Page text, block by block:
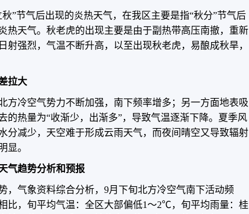
”节气后出现的炎热天气，在我区主要是指“秋分”节气后
热天气。秋老虎的出现主要是由于副热带高压南撤，重新
射强烈，气温不断升高，以至出现秋老虎，易酿成秋旱，
拉大
方冷空气势力不断加强，南下频率增多；另一方面地表吸
的热量为“收渐少，出渐多”，导致气温逐渐下降。夏季风
分减少，天空难于形成云雨天气，而夜间晴空又导致辐射
显。
气趋势分析和预报
，气象资料综合分析，9月下旬北方冷空气南下活动频
比，旬平均气温：全区大部偏低1～2℃，旬平均雨量：桂